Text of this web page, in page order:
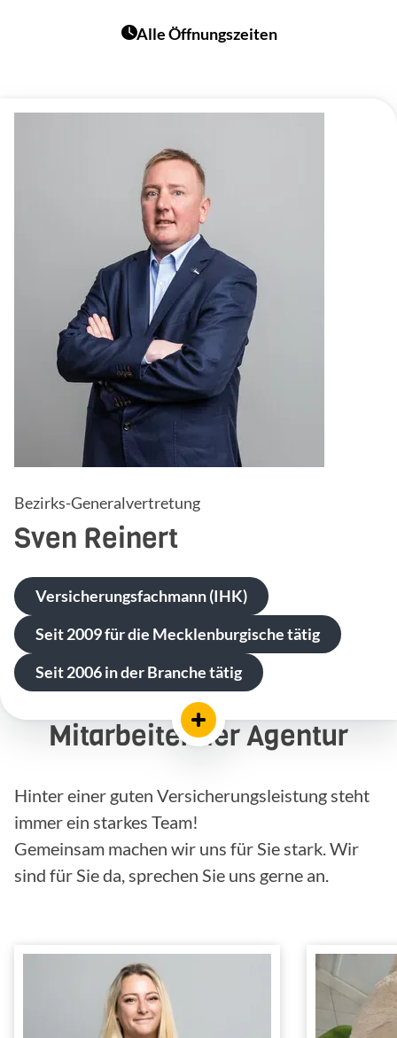
Alle Öffnungszeiten
Bezirks-Generalvertretung
Sven Reinert
Versicherungsfachmann (IHK)
Seit 2009 für die Mecklenburgische tätig
Seit 2006 in der Branche tätig
Mitarbeiter der Agentur
Hinter einer guten Versicherungsleistung steht
immer ein starkes Team!
Gemeinsam machen wir uns für Sie stark. Wir
sind für Sie da, sprechen Sie uns gerne an.
Denise Fichtner